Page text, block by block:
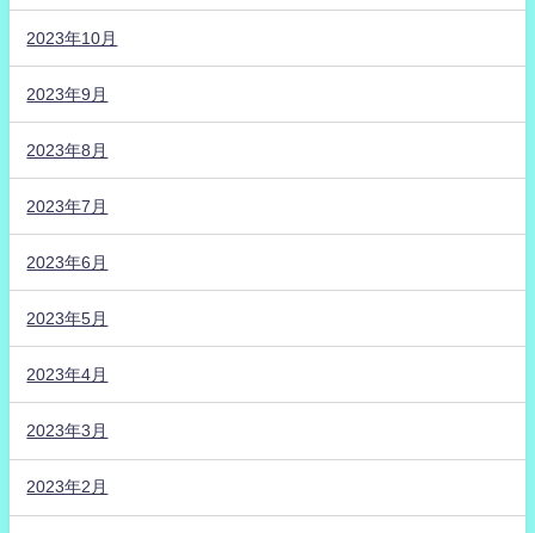
2023年10月
2023年9月
2023年8月
2023年7月
2023年6月
2023年5月
2023年4月
2023年3月
2023年2月